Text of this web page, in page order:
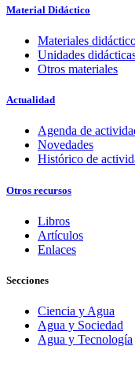
Material Didáctico
Materiales
Unidades
Otros materiales
Actualidad
Agenda de
Novedades
Histórico de
Otros recursos
Libros
Artículos
Enlaces
Secciones
Ciencia y Agua
Agua y Sociedad
Agua y Tecnología